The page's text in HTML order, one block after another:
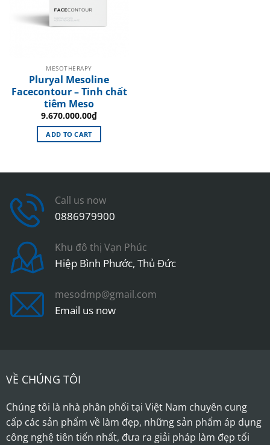
MESOTHERAPY
Pluryal Mesoline
Facecontour – Tinh chất
tiêm Meso
9.670.000.00₫
ADD TO CART
Call us now
0886979900
Khu đô thị Vạn Phúc
Hiệp Bình Phước, Thủ Đức
mesodmp@gmail.com
Email us now
VỀ CHÚNG TÔI
Chúng tôi là nhà phân phối tại Việt Nam chuyên cung
cấp các sản phẩm về làm đẹp, những sản phẩm áp dụng
công nghệ tiên tiến nhất, đưa ra giải pháp làm đẹp tối